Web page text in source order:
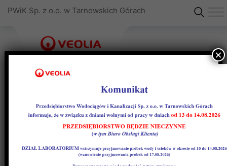
PWiK Sp. z o.o. w Tarnowskich Górach
Informacja Tarnowskie Góry
Informacja o jakości wody przeznaczonej do
spożycia przez ludzi
×